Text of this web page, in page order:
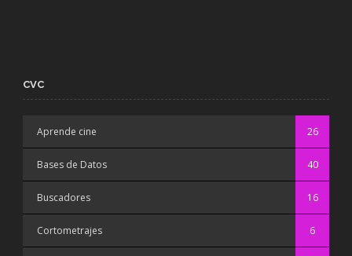
CVC
Aprende cine 26
Bases de Datos 40
Buscadores 16
Cortometrajes 6